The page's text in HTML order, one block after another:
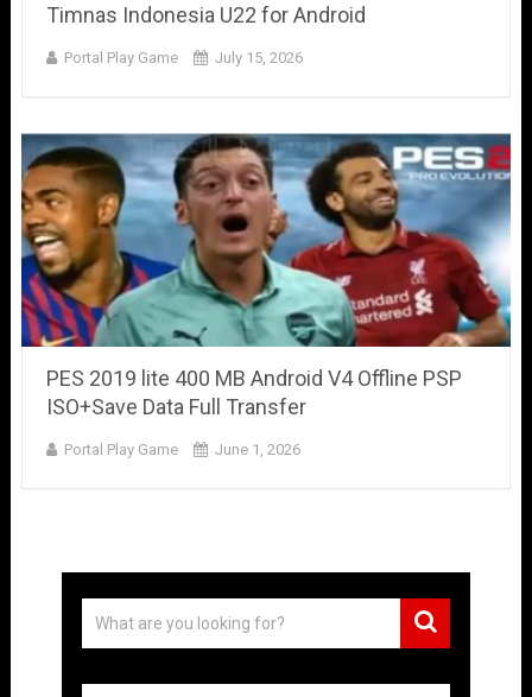
Timnas Indonesia U22 for Android
Portal Play Game July 15, 2026
PES 2019 lite 400 MB Android V4 Offline PSP
ISO+Save Data Full Transfer
Portal Play Game June 1, 2026